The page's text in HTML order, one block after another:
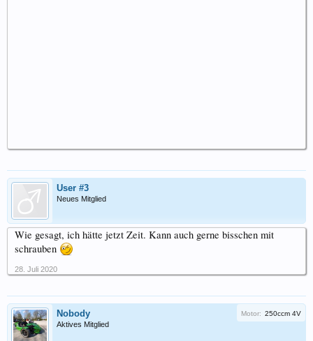
User #3
Neues Mitglied
Wie gesagt, ich hätte jetzt Zeit. Kann auch gerne bisschen mit
schrauben
28. Juli 2020
Nobody
Aktives Mitglied
Motor: 250ccm 4V